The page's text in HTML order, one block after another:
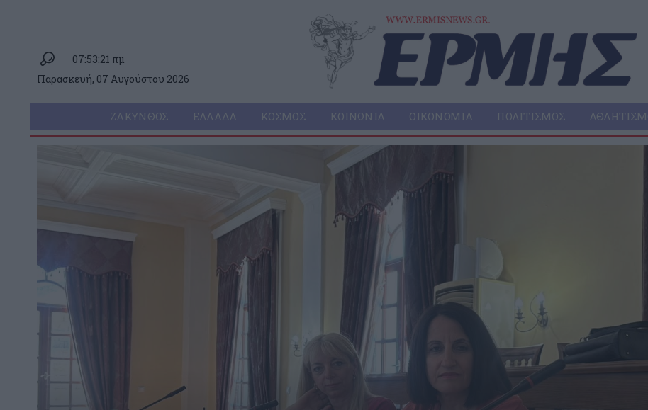
07:53:21 πμ
Παρασκευή, 07 Αυγούστου 2026
ΖΆΚΥΝΘΟΣ ΕΛΛΆΔΑ ΚΌΣΜΟΣ ΚΟΙΝΩΝΊΑ ΟΙΚΟΝΟΜΊΑ ΠΟΛΙΤΙΣΜΌΣ